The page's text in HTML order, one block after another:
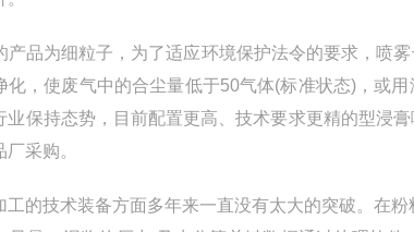
为细粒子，为了适应环境保护法令的要求，喷雾
化，使废气中的合尘量低于50气体(标准状态)，或
业保持态势，目前配置更高、技术要求更精的型浸
采购。
技术装备方面多年来一直没有太大的突破。在粉